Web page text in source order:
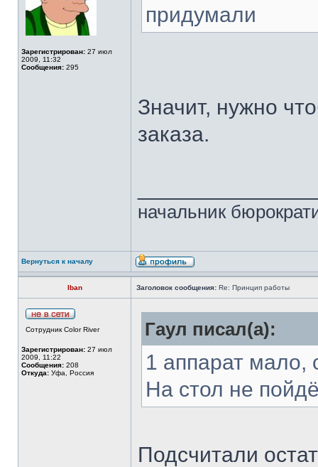
Зарегистрирован: 27 июл
2009, 11:32
Сообщения: 295
придумали
Значит, нужно
заказа.
начальник
Вернуться к началу
Iban Заголовок сообщения: Re: Принцип работы
Сотрудник Color River
Зарегистрирован: 27 июл
2009, 11:22
Сообщения: 208
Откуда: Уфа, Россия
Гаул писал(а):
1 аппарат мало,
На стол не
Подсчитали